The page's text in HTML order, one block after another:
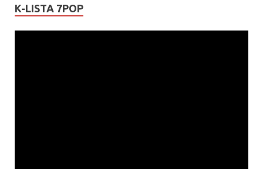
K-LISTA 7POP